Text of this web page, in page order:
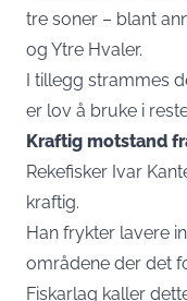
tre soner – blant
og Ytre Hvaler.
I tillegg strammes
er lov å bruke i
Kraftig motstand
Rekefisker Ivar
kraftig.
Han frykter lavere
områdene der det
Fiskarlag kaller